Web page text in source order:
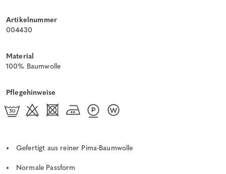
Artikelnummer
004430
Material
100% Baumwolle
Pflegehinweise
Gefertigt aus reiner Pima-Baumwolle
Normale Passform